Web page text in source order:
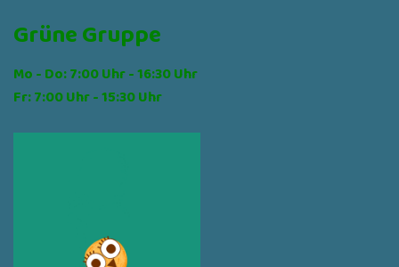
Grüne Gruppe
Mo - Do: 7:00 Uhr - 16:30 Uhr
Fr: 7:00 Uhr - 15:30 Uhr